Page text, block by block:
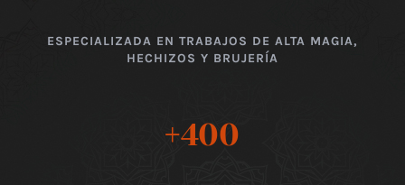
ESPECIALIZADA EN TRABAJOS DE ALTA MAGIA,
HECHIZOS Y BRUJERÍA
+400